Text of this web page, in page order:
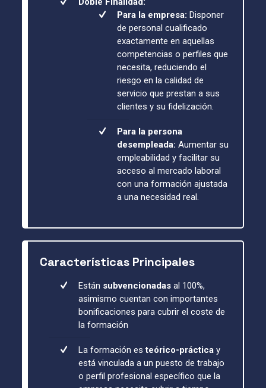
Para la empresa: Disponer
de personal cualificado
exactamente en aquellas
competencias o perfiles que
necesita, reduciendo el
riesgo en la calidad de
servicio que prestan a sus
clientes y su fidelización.
Para la persona
desempleada: Aumentar su
empleabilidad y facilitar su
acceso al mercado laboral
con una formación ajustada
a una necesidad real.
Características Principales
Están subvencionadasal 100%,
asimismo cuentan con importantes
bonificaciones para cubrir el coste de
la formación
La formación esteórico-prácticay
está vinculada a un puesto de trabajo
o perfil profesional específico que la